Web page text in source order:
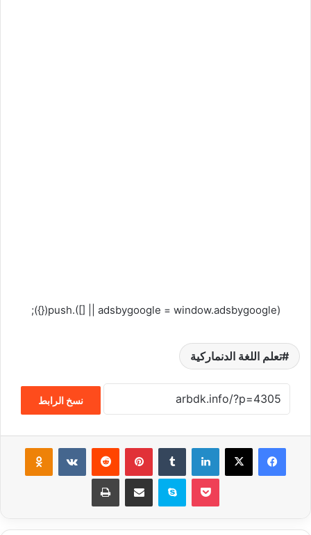
(adsbygoogle = window.adsbygoogle || []).push({});
تعلم اللغة الدنماركية
نسخ الرابط
فيسبوك لينكدإن بينتيريست
سكايب